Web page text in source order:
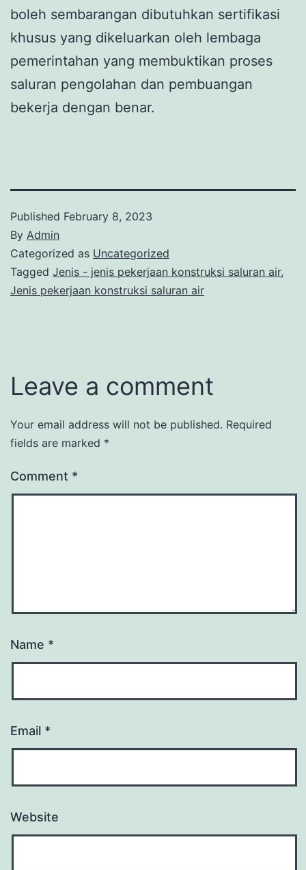
boleh sembarangan dibutuhkan sertifikasi
khusus yang dikeluarkan oleh lembaga
pemerintahan yang membuktikan proses
saluran pengolahan dan pembuangan
bekerja dengan benar.
Published February 8, 2023
By Admin
Categorized as Uncategorized
Tagged Jenis - jenis pekerjaan konstruksi saluran air,
Jenis pekerjaan konstruksi saluran air
Leave a comment
Your email address will not be published. Required
fields are marked *
Comment *
Name *
Email *
Website